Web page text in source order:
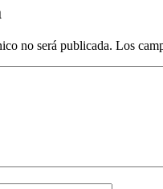
no será publicada. Los